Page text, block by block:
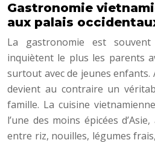
Gastronomie
aux palais
La gastronomie est
inquiètent le plus les parents
surtout avec de jeunes enfants.
devient au contraire un
famille. La cuisine
l’une des moins épicées
entre riz, nouilles, légumes